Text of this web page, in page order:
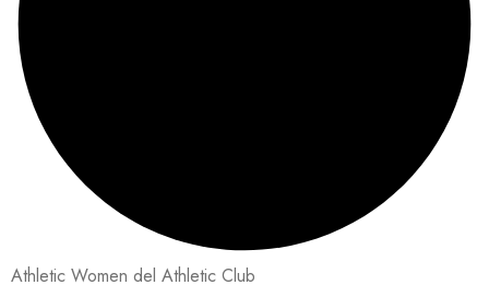
Athletic Women del Athletic Club